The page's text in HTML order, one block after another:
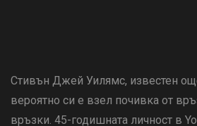
Стивън Джей Уилямс, известен
вероятно си е взел почивка от
връзки. 45-годишната личност в